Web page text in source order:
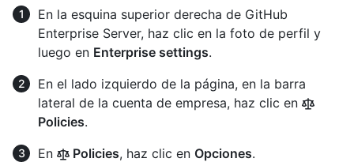
En la esquina superior derecha de GitHub
Enterprise Server, haz clic en la foto de perfil y
luego en Enterprise settings.
En el lado izquierdo de la página, en la barra
lateral de la cuenta de empresa, haz clic en
Policies.
En
Policies, haz clic en Opciones.